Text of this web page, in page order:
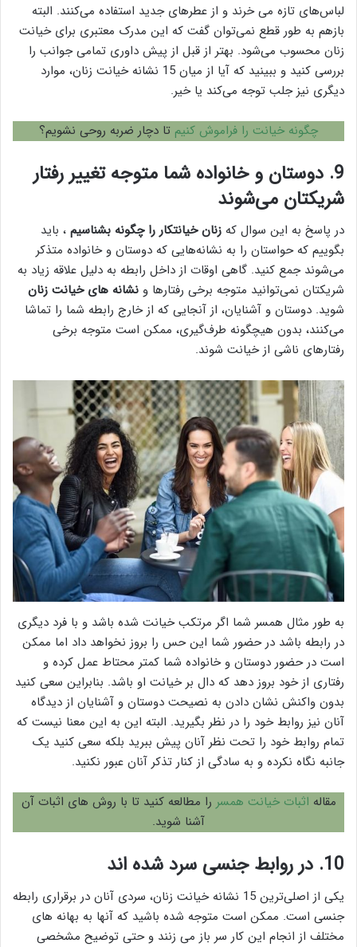
لباس‌های تازه می خرند و از عطرهای جدید استفاده می‌کنند. البته
بازهم به طور قطع نمی‌توان گفت که این مدرک معتبری برای خیانت
زنان محسوب می‌شود. بهتر از قبل از پیش داوری تمامی جوانب را
بررسی کنید و ببینید که آیا از میان 15 نشانه خیانت زنان، موارد
دیگری نیز جلب توجه می‌کند یا خیر.
چگونه خیانت را فراموش کنیم تا دچار ضربه روحی نشویم؟
9. دوستان و خانواده شما متوجه تغییر رفتار
شریکتان می‌شوند
در پاسخ به این سوال که زنان خیانتکار را چگونه بشناسیم ، باید
بگوییم که حواستان را به نشانه‌هایی که دوستان و خانواده متذکر
می‌شوند جمع کنید. گاهی اوقات از داخل رابطه به دلیل علاقه زیاد به
شریکتان نمی‌توانید متوجه برخی رفتارها و نشانه های خیانت زنان
شوید. دوستان و آشنایان، از آنجایی که از خارج رابطه شما را تماشا
می‌کنند، بدون هیچگونه طرف‌گیری، ممکن است متوجه برخی
رفتارهای ناشی از خیانت شوند.
به طور مثال همسر شما اگر مرتکب خیانت شده باشد و با فرد دیگری
در رابطه باشد در حضور شما این حس را بروز نخواهد داد اما ممکن
است در حضور دوستان و خانواده شما کمتر محتاط عمل کرده و
رفتاری از خود بروز دهد که دال بر خیانت او باشد. بنابراین سعی کنید
بدون واکنش نشان دادن به نصیحت دوستان و آشنایان از دیدگاه
آنان نیز روابط خود را در نظر بگیرید. البته این به این معنا نیست که
تمام روابط خود را تحت نظر آنان پیش ببرید بلکه سعی کنید یک
جانبه نگاه نکرده و به سادگی از کنار تذکر آنان عبور نکنید.
مقاله اثبات خیانت همسر را مطالعه کنید تا با روش های اثبات آن
آشنا شوید.
10. در روابط جنسی سرد شده اند
یکی از اصلی‌ترین 15 نشانه خیانت زنان، سردی آنان در برقراری رابطه
جنسی است. ممکن است متوجه شده باشید که آنها به بهانه های
مختلف از انجام این کار سر باز می زنند و حتی توضیح مشخصی